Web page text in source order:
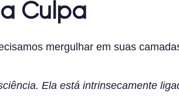
Culpa
mergulhar em suas
Ela está intrinsecamente